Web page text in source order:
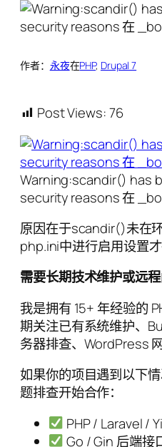
作者： 永夜在PHP, Drupal 7
Post Views:76
Warning:scandir() has
security reasons 在
原因在于scandir()未在
php.ini中进行启用设置才
需要长期技术维护或远程
我是拥有 15+ 年经验的
期关注已有系统维护、
务器排查、WordPress
如果你的项目遇到以下
题排查开始合作：
PHP / Laravel /
Go / Gin 后端接